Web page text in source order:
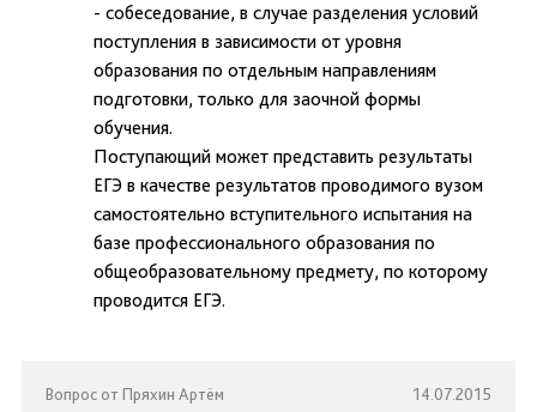
- собеседование, в случае разделения условий
поступления в зависимости от уровня
образования по отдельным направлениям
подготовки, только для заочной формы
обучения.
Поступающий может представить результаты
ЕГЭ в качестве результатов проводимого вузом
самостоятельно вступительного испытания на
базе профессионального образования по
общеобразовательному предмету, по которому
проводится ЕГЭ.
Вопрос от Пряхин Артём 14.07.2015